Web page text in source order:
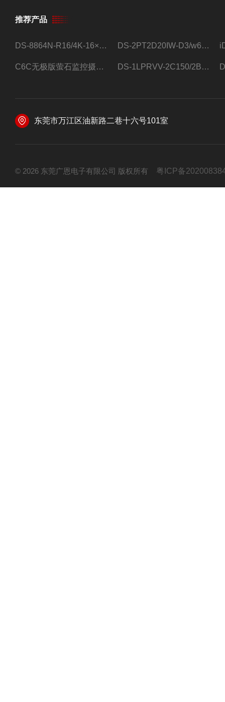
推荐产品
DS-8864N-R16/4K-16×4T/希捷16盘位录像机 DS-2PT2D20IW-D3/w64路高清硬盘录像机
C6C无极版萤石监控摄像头 DS-1LPRVV-2C150/2B监控室外夜视高清电源线护套线200米/卷
东莞市万江区油新路二巷十六号101室
© 2026 东莞广恩电子有限公司 版权所有 粤ICP备